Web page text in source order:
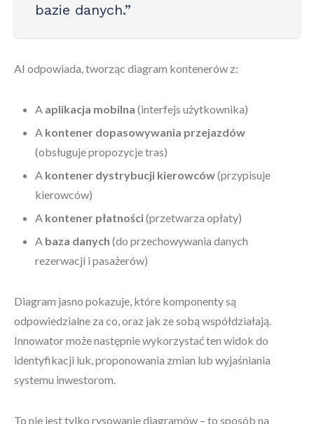
bazie danych.”
AI odpowiada, tworząc diagram kontenerów z:
A aplikacja mobilna (interfejs użytkownika)
A kontener dopasowywania przejazdów
(obsługuje propozycje tras)
A kontener dystrybucji kierowców(przypisuje
kierowców)
A kontener płatności(przetwarza opłaty)
A baza danych (do przechowywania danych
rezerwacji i pasażerów)
Diagram jasno pokazuje, które komponenty są
odpowiedzialne za co, oraz jak ze sobą współdziałają.
Innowator może następnie wykorzystać ten widok do
identyfikacji luk, proponowania zmian lub wyjaśniania
systemu inwestorom.
To nie jest tylko rysowanie diagramów – to sposób na